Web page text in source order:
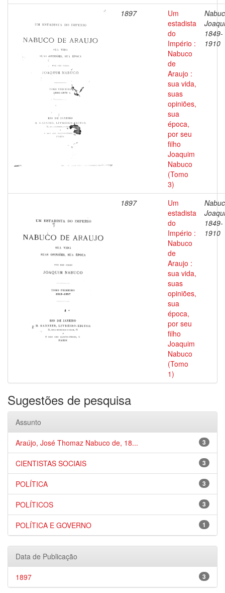
1897
Um
estadista
do
Império :
Nabuco
de
Araujo :
sua vida,
suas
opiniões,
sua
época,
por seu
filho
Joaquim
Nabuco
(Tomo
3)
1849-
1910
1897
Um
estadista
do
Império :
Nabuco
de
Araujo :
sua vida,
suas
opiniões,
sua
época,
por seu
filho
Joaquim
Nabuco
(Tomo
1)
1849-
1910
Sugestões de pesquisa
Assunto
3
Araújo, José Thomaz Nabuco de, 18...
3
CIENTISTAS SOCIAIS
3
POLÍTICA
3
POLÍTICOS
1
POLÍTICA E GOVERNO
Data de Publicação
3
1897